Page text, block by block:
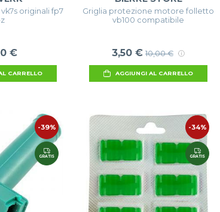
originali fp7
€
CARRELLO
Griglia protezione motore folletto
vb100 compatibile
3,50 € 10,00 €
AGGIUNGI AL CARRELLO
-39%
GRATIS
-34%
GRATIS